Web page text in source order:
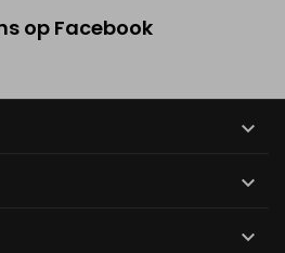
op Facebook


